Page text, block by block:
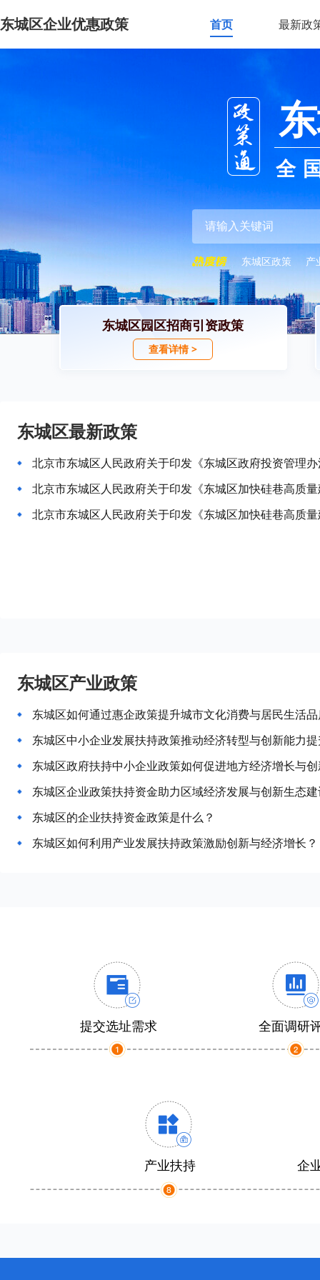
东城区企业优惠政策 首页 最新政
全
东城区政策 产
东城区园区招商引资政策
查看详情 >
东城区最新政策
北京市东城区人民政府关于印发《东城区政府投资管理
东城区产业政策
东城区如何通过惠企政策提升城市文化消费与居民生活
东城区中小企业发展扶持政策推动经济转型与创新能力
东城区政府扶持中小企业政策如何促进地方经济增长与
东城区企业政策扶持资金助力区域经济发展与创新生态
东城区的企业扶持资金政策是什么？
东城区如何利用产业发展扶持政策激励创新与经济增长？
提交选址需求 全面调研
产业扶持 企